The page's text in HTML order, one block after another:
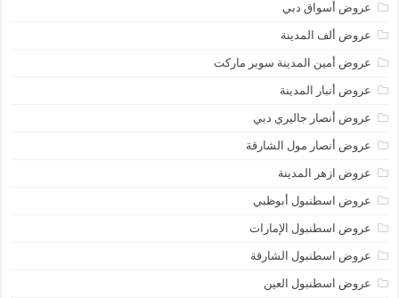
عروض أسواق دبي
عروض ألف المدينة
عروض أمين المدينة سوبر ماركت
عروض أنبار المدينة
عروض أنصار جاليري دبي
عروض أنصار مول الشارقة
عروض ازهر المدينة
عروض اسطنبول أبوظبي
عروض اسطنبول الإمارات
عروض اسطنبول الشارقة
عروض اسطنبول العين